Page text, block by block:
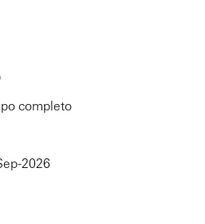
completo
2026